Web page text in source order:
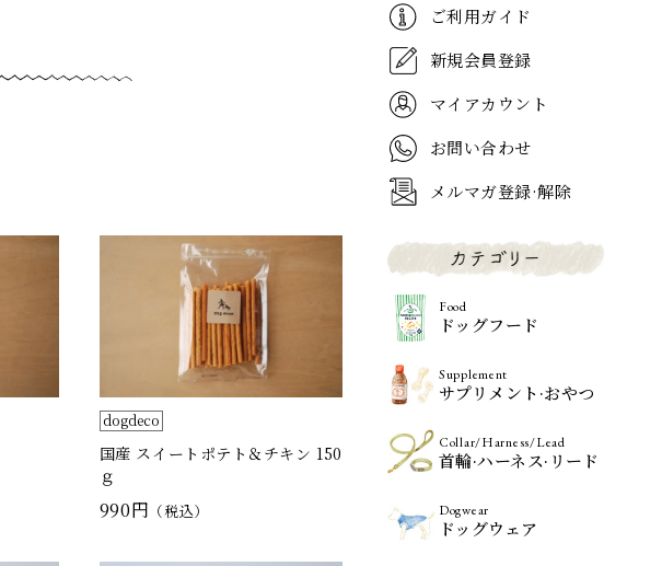
dogdeco
国産 スイートポテト＆チキン 150
ｇ
990円 （税込）
ご利用ガイド
新規会員登録
マイアカウント
お問い合わせ
メルマガ登録·解除
Food
ドッグフード
Supplement
サプリメント·おやつ
Collar/Harness/Lead
首輪·ハーネス·リード
Dogwear
ドッグウェア